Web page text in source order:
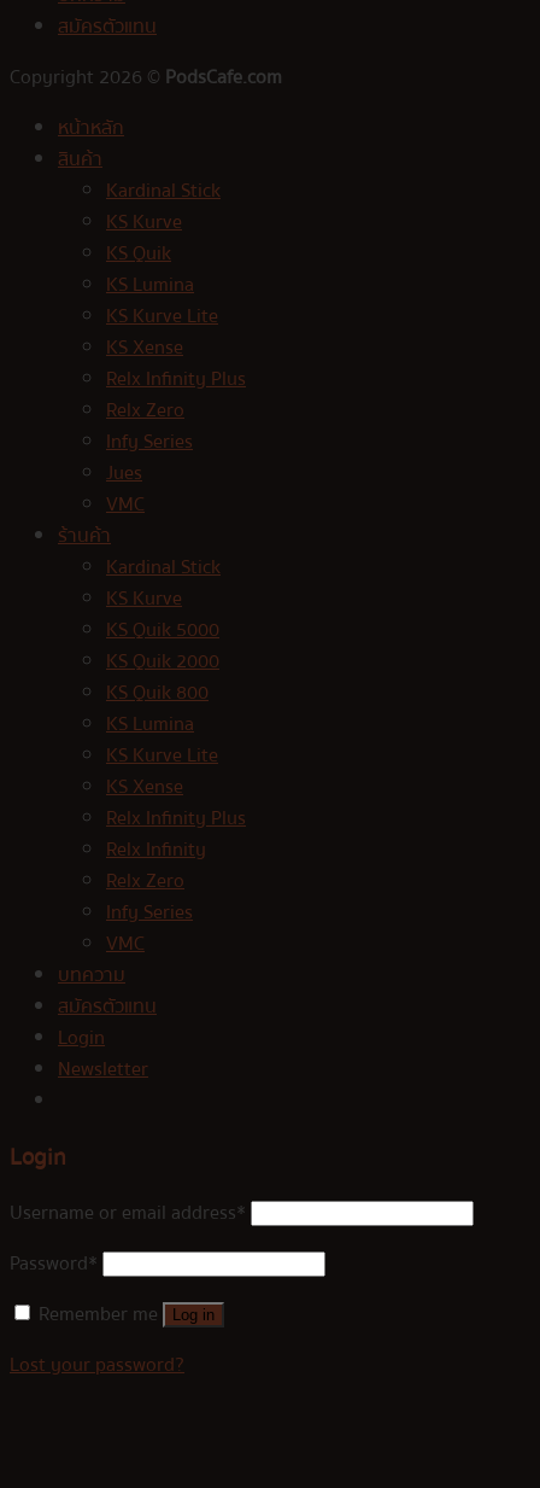
สมัครตัวแทน
Copyright 2026 © PodsCafe.com
หน้าหลัก
สินค้า
Kardinal Stick
KS Kurve
KS Quik
KS Lumina
KS Kurve Lite
KS Xense
Relx Infinity Plus
Relx Zero
Infy Series
Jues
VMC
ร้านค้า
Kardinal Stick
KS Kurve
KS Quik 5000
KS Quik 2000
KS Quik 800
KS Lumina
KS Kurve Lite
KS Xense
Relx Infinity Plus
Relx Infinity
Relx Zero
Infy Series
VMC
บทความ
สมัครตัวแทน
Login
Newsletter
Login
Username or email address*
Password*
Remember me
Log in
Lost your password?